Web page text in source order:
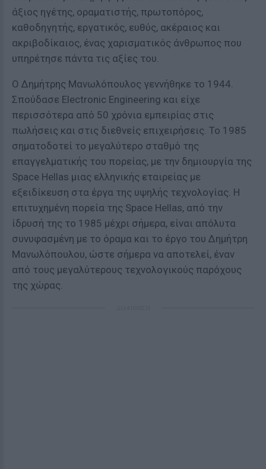
άξιος ηγέτης, οραματιστής, πρωτοπόρος,
καθοδηγητής, εργατικός, ευθύς, ακέραιος και
ακριβοδίκαιος, ένας χαρισματικός άνθρωπος που
υπηρέτησε πάντα τις αξίες του.
Ο Δημήτρης Μανωλόπουλος γεννήθηκε το 1944.
Σπούδασε Electronic Engineering και είχε
περισσότερα από 50 χρόνια εμπειρίας στις
πωλήσεις και στις διεθνείς επιχειρήσεις. Το 1985
σηματοδοτεί το μεγαλύτερο σταθμό της
επαγγελματικής του πορείας, με την δημιουργία της
Space Hellas μιας ελληνικής εταιρείας με
εξειδίκευση στα έργα της υψηλής τεχνολογίας. Η
επιτυχημένη πορεία της Space Hellas, από την
ίδρυσή της το 1985 μέχρι σήμερα, είναι απόλυτα
συνυφασμένη με το όραμα και το έργο του Δημήτρη
Μανωλόπουλου, ώστε σήμερα να αποτελεί, έναν
από τους μεγαλύτερους τεχνολογικούς παρόχους
της χώρας.